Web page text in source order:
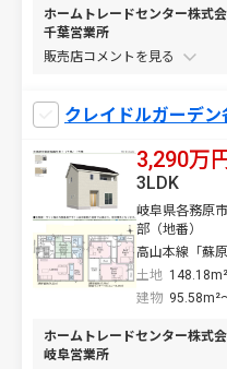
ホームトレードセンター株式
千葉営業所
販売店コメントを
クレイドルガーデ
3,290万
岐阜県各務原
部（地番）
高山本線「蘇
土地
3LDK
建物 95.58m²
ホームトレードセンター株式
岐阜営業所